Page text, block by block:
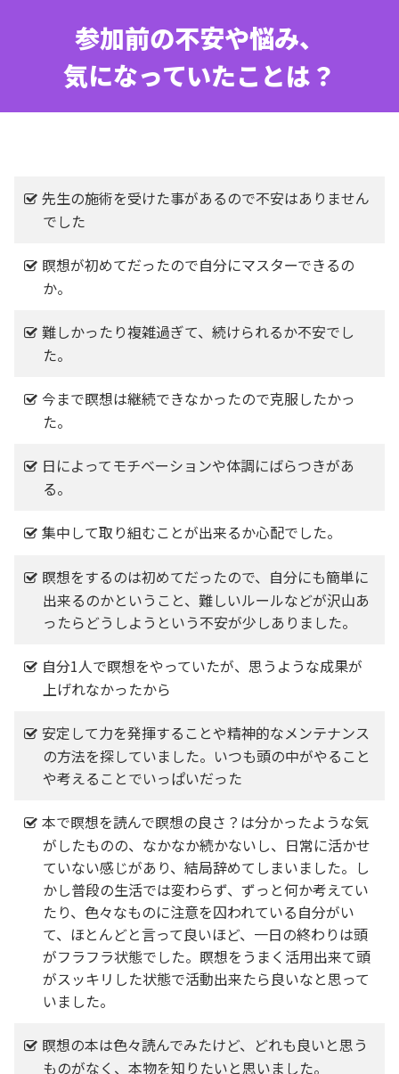
参加前の不安や悩み、
気になっていたことは？
先生の施術を受けた事があるので不安はありません
でした
瞑想が初めてだったので自分にマスターできるの
か。
難しかったり複雑過ぎて、続けられるか不安でし
た。
今まで瞑想は継続できなかったので克服したかっ
た。
日によってモチベーションや体調にばらつきがあ
る。
集中して取り組むことが出来るか心配でした。
瞑想をするのは初めてだったので、自分にも簡単に
出来るのかということ、難しいルールなどが沢山あ
ったらどうしようという不安が少しありました。
自分1人で瞑想をやっていたが、思うような成果が
上げれなかったから
安定して力を発揮することや精神的なメンテナンス
の方法を探していました。いつも頭の中がやること
や考えることでいっぱいだった
本で瞑想を読んで瞑想の良さ？は分かったような気
がしたものの、なかなか続かないし、日常に活かせ
ていない感じがあり、結局辞めてしまいました。し
かし普段の生活では変わらず、ずっと何か考えてい
たり、色々なものに注意を囚われている自分がい
て、ほとんどと言って良いほど、一日の終わりは頭
がフラフラ状態でした。瞑想をうまく活用出来て頭
がスッキリした状態で活動出来たら良いなと思って
いました。
瞑想の本は色々読んでみたけど、どれも良いと思う
ものがなく、本物を知りたいと思いました。